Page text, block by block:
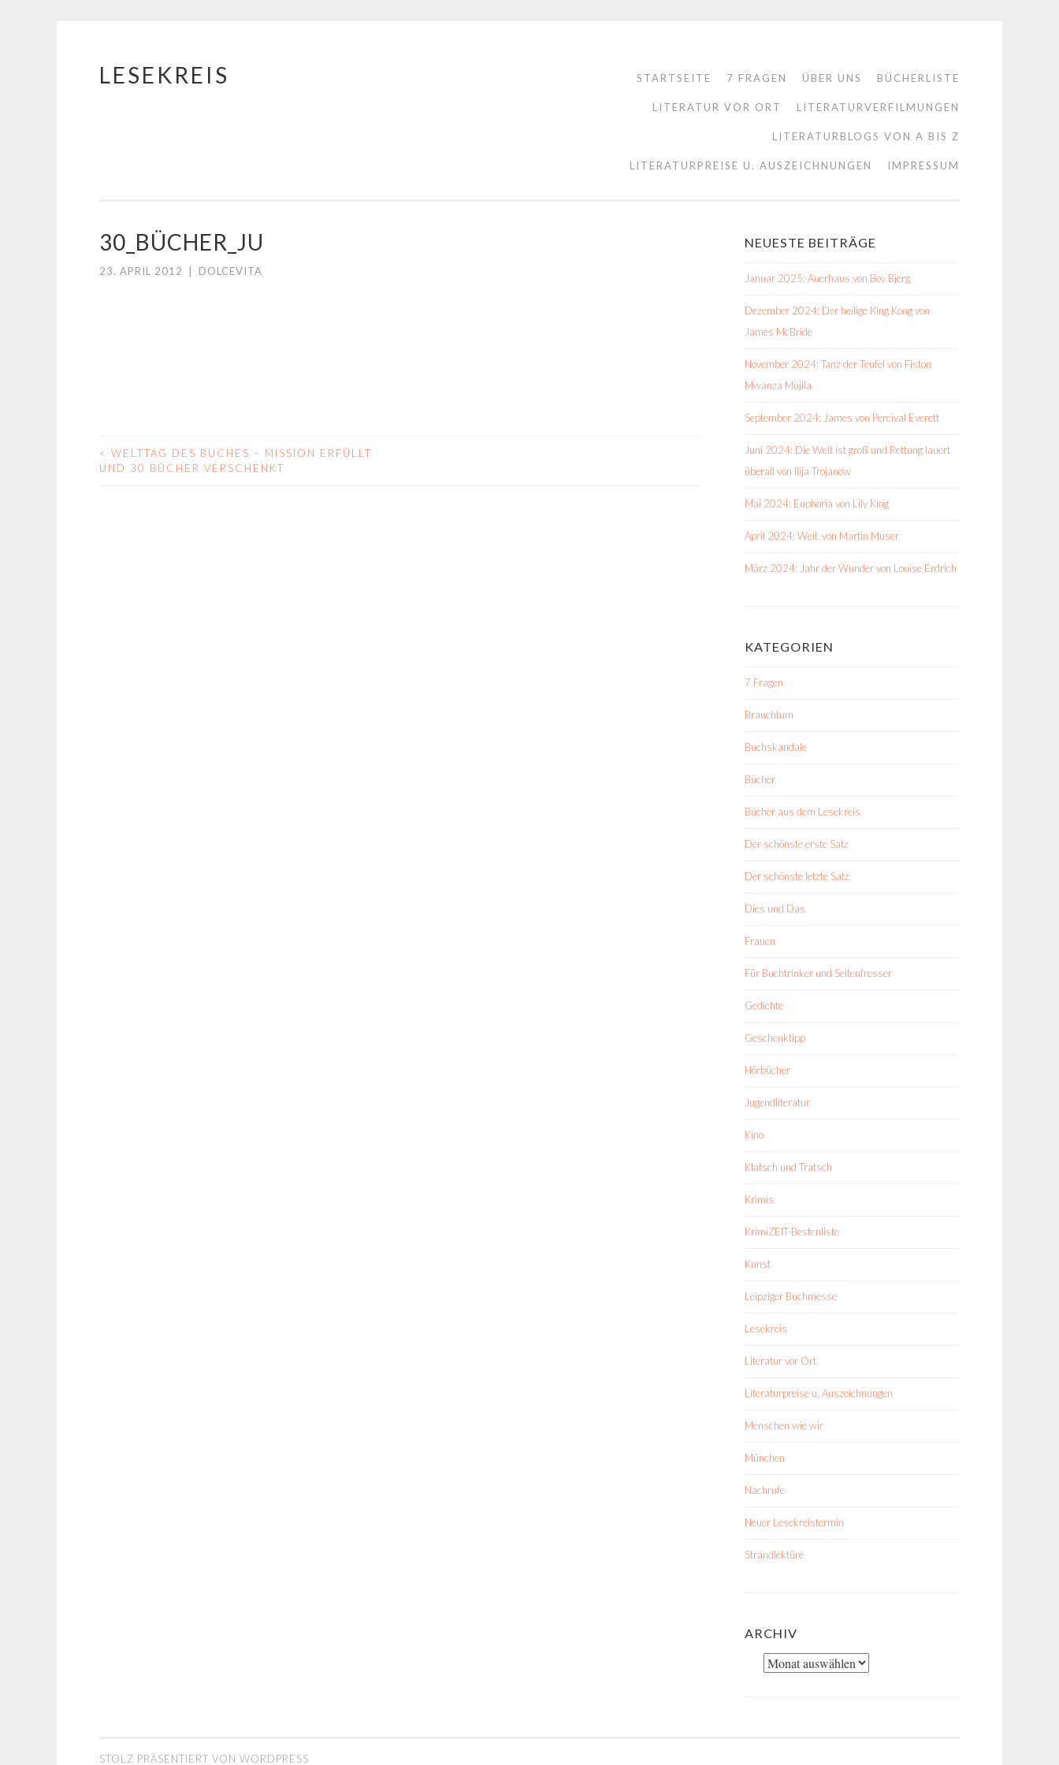
Springe
LESEKREIS STARTSEITE 7 FRAGEN ÜBER UNS BÜCHERLISTE
LITERATUR VOR ORT LITERATURVERFILMUNGEN
LITERATURBLOGS VON A BIS Z
LITERATURPREISE U. AUSZEICHNUNGEN IMPRESSUM
30_BÜCHER_JU
23. APRIL 2012 DOLCEVITA
BEITRAGS-
< WELTTAG DES BUCHES – MISSION ERFÜLLT
UND 30 BÜCHER VERSCHENKT
NEUESTE BEITRÄGE
Januar 2025: Auerhaus von Bov Bjerg
Dezember 2024: Der heilige King Kong von
James McBride
November 2024: Tanz der Teufel von Fiston
Mwanza Mujila
September 2024: James von Percival Everett
Juni 2024: Die Welt ist groß und Rettung lauert
überall von Ilija Trojanow
Mai 2024: Euphoria von Lily King
April 2024: Weil. von Martin Muser
März 2024: Jahr der Wunder von Louise Erdrich
KATEGORIEN
7 Fragen
Brauchtum
Buchskandale
Bücher
Bücher aus dem Lesekreis
Der schönste erste Satz
Der schönste letzte Satz
Dies und Das
Frauen
Für Buchtrinker und Seitenfresser
Gedichte
Geschenktipp
Hörbücher
Jugendliteratur
Kino
Klatsch und Tratsch
Krimis
KrimiZEIT-Bestenliste
Kunst
Leipziger Buchmesse
Lesekreis
Literatur vor Ort
Literaturpreise u. Auszeichnungen
Menschen wie wir
München
Nachrufe
Neuer Lesekreistermin
Strandlektüre
ARCHIV
Archiv
STOLZ PRÄSENTIERT VON WORDPRESS